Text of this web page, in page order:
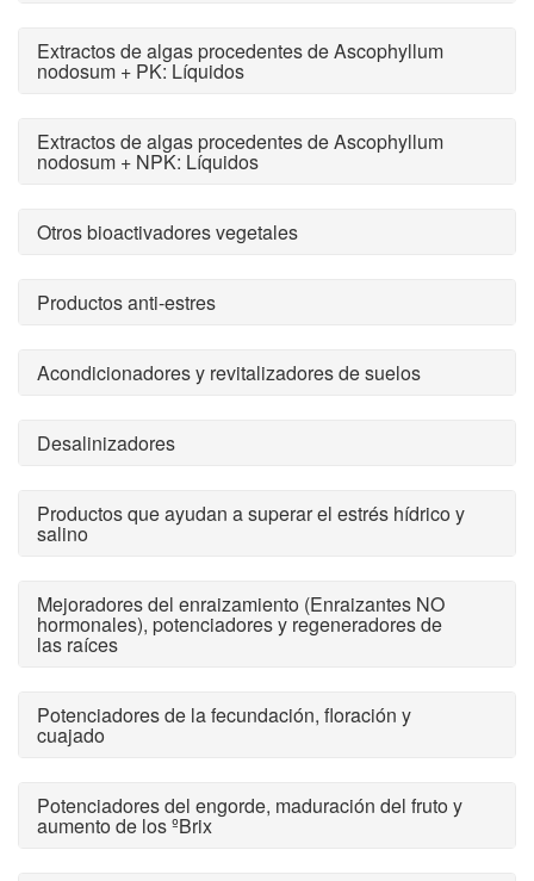
Extractos de algas procedentes de Ascophyllum
nodosum + PK: Líquidos
Extractos de algas procedentes de Ascophyllum
nodosum + NPK: Líquidos
Otros bioactivadores vegetales
Productos anti-estres
Acondicionadores y revitalizadores de suelos
Desalinizadores
Productos que ayudan a superar el estrés hídrico y
salino
Mejoradores del enraizamiento (Enraizantes NO
hormonales), potenciadores y regeneradores de
las raíces
Potenciadores de la fecundación, floración y
cuajado
Potenciadores del engorde, maduración del fruto y
aumento de los ºBrix